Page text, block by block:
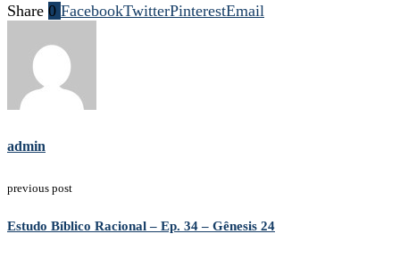
Share 0 FacebookTwitterPinterestEmail
admin
previous post
Estudo Bíblico Racional – Ep. 34 – Gênesis 24